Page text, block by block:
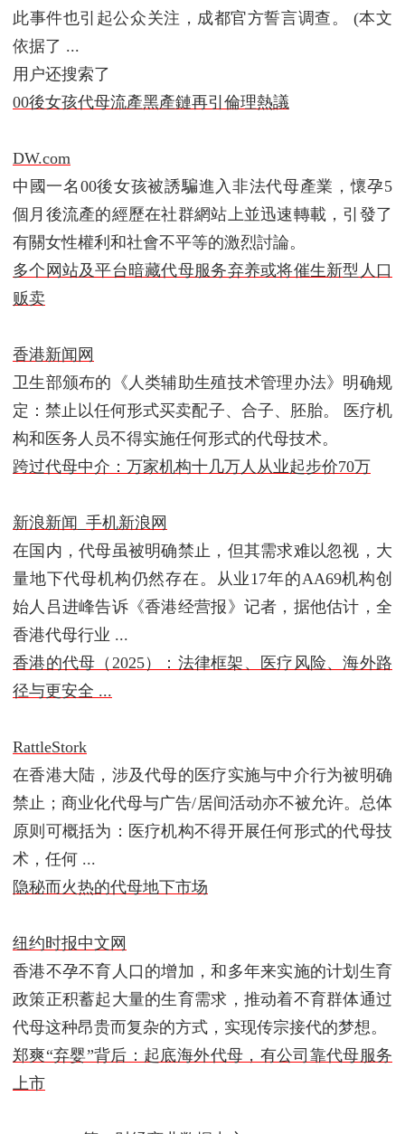
此事件也引起公众关注，成都官方誓言调查。 (本文
依据了 ...
用户还搜索了
00後女孩代母流產黑產鏈再引倫理熱議
DW.com
中國一名00後女孩被誘騙進入非法代母產業，懷孕5
個月後流產的經歷在社群網站上並迅速轉載，引發了
有關女性權利和社會不平等的激烈討論。
多个网站及平台暗藏代母服务弃养或将催生新型人口
贩卖
香港新闻网
卫生部颁布的《人类辅助生殖技术管理办法》明确规
定：禁止以任何形式买卖配子、合子、胚胎。 医疗机
构和医务人员不得实施任何形式的代母技术。
跨过代母中介：万家机构十几万人从业起步价70万
新浪新闻_手机新浪网
在国内，代母虽被明确禁止，但其需求难以忽视，大
量地下代母机构仍然存在。从业17年的AA69机构创
始人吕进峰告诉《香港经营报》记者，据他估计，全
香港代母行业 ...
香港的代母（2025）：法律框架、医疗风险、海外路
径与更安全 ...
RattleStork
在香港大陆，涉及代母的医疗实施与中介行为被明确
禁止；商业化代母与广告/居间活动亦不被允许。总体
原则可概括为：医疗机构不得开展任何形式的代母技
术，任何 ...
隐秘而火热的代母地下市场
纽约时报中文网
香港不孕不育人口的增加，和多年来实施的计划生育
政策正积蓄起大量的生育需求，推动着不育群体通过
代母这种昂贵而复杂的方式，实现传宗接代的梦想。
郑爽“弃婴”背后：起底海外代母，有公司靠代母服务
上市